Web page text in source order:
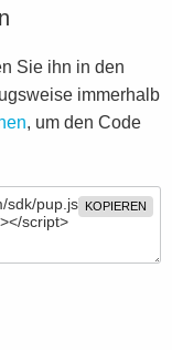
Sie ihn in den
immerhalb
, um den Code
KOPIEREN